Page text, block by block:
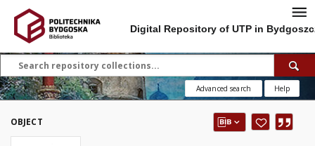
Digital Repository of UTP in
Advanced search Help
OBJECT